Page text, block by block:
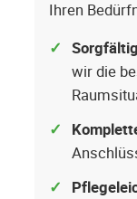
Ihren
wir die